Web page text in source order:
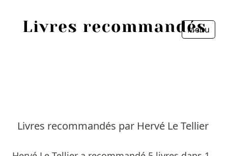
Menu
Livres recommandés par Hervé Le Tellier
Fermer